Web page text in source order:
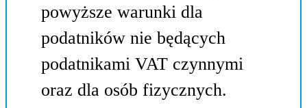
powyższe warunki dla
podatników nie będących
podatnikami VAT czynnymi
oraz dla osób fizycznych.